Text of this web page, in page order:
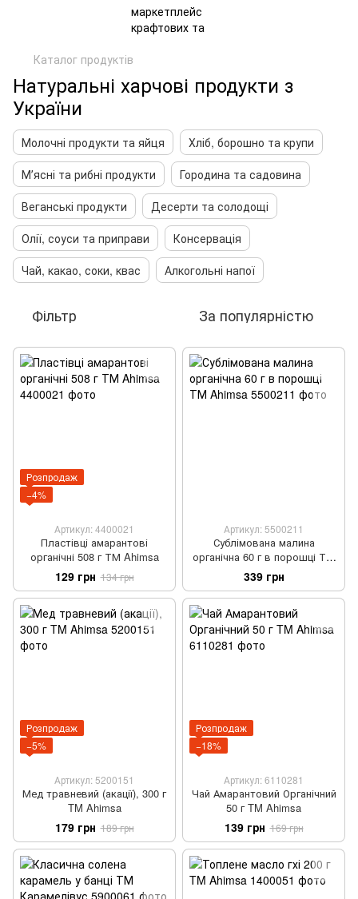
Каталог продуктів
Натуральні харчові продукти з
України
Молочні продукти та яйця
Хліб, борошно та крупи
Мʼясні та рибні продукти
Городина та садовина
Веганські продукти
Десерти та солодощі
Олії, соуси та приправи
Консервація
Чай, какао, соки, квас
Алкогольні напої
Фільтр За популярністю
Розпродаж
−4%
Артикул: 4400021
Пластівці амарантові
органічні 508 г ТМ Ahimsa
129 грн 134 грн
Артикул: 5500211
Сублімована малина
органічна 60 г в порошці ТМ
Ahimsa
339 грн
Розпродаж
−5%
Артикул: 5200151
Мед травневий (акації), 300 г
TM Ahimsa
179 грн 189 грн
Розпродаж
−18%
Артикул: 6110281
Чай Амарантовий Органічний
50 г TM Ahimsa
139 грн 169 грн